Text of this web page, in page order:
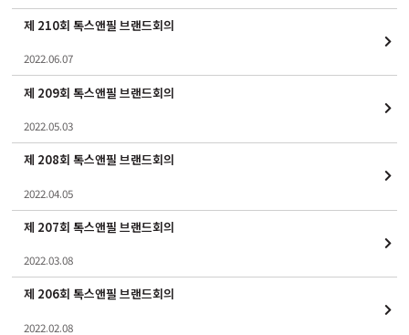
제 210회 톡스앤필 브랜드회의
2022.06.07
제 209회 톡스앤필 브랜드회의
2022.05.03
제 208회 톡스앤필 브랜드회의
2022.04.05
제 207회 톡스앤필 브랜드회의
2022.03.08
제 206회 톡스앤필 브랜드회의
2022.02.08